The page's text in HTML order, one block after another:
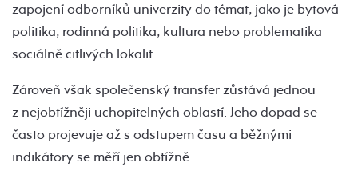
zapojení odborníků univerzity do témat, jako je bytová
politika, rodinná politika, kultura nebo problematika
sociálně citlivých lokalit.
Zároveň však společenský transfer zůstává jednou
z nejobtížněji uchopitelných oblastí. Jeho dopad se
často projevuje až s odstupem času a běžnými
indikátory se měří jen obtížně.